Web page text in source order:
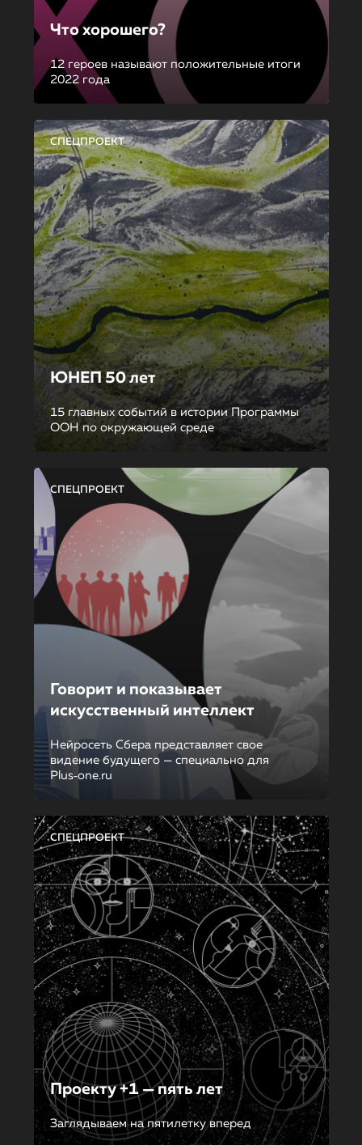
Что хорошего?
12 героев называют положительные итоги
2022 года
СПЕЦПРОЕКТ
ЮНЕП 50 лет
15 главных событий в истории Программы
ООН по окружающей среде
СПЕЦПРОЕКТ
Говорит и показывает
искусственный интеллект
Нейросеть Сбера представляет свое
видение будущего — специально для
Plus‑one.ru
СПЕЦПРОЕКТ
Проекту +1 — пять лет
Заглядываем на пятилетку вперед